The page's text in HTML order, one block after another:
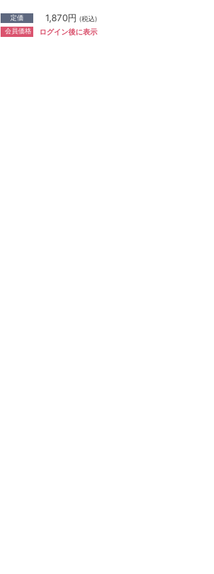
定価 1,870円 (税込)
会員価格 ログイン後に表示